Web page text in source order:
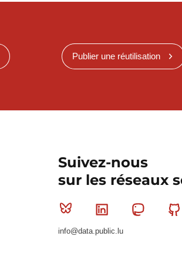
Publier une réutilisation
Suivez-nous
sur les réseaux
Bluesky Linkedin
info@data.public.lu